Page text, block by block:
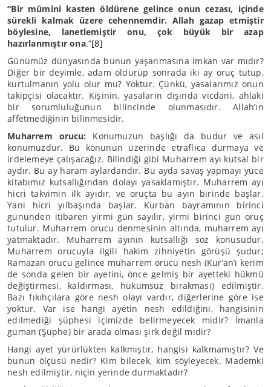
“Bir mümini kasten öldürene gelince onun cezası, içinde
sürekli kalmak üzere cehennemdir. Allah gazap etmiştir
böylesine, lanetlemiştir onu, çok büyük bir azap
hazırlanmıştır ona.”[8]
Günümüz dünyasında bunun yaşanmasına imkan var mıdır?
Diğer bir deyimle, adam öldürüp sonrada iki ay oruç tutup,
kurtulmanın yolu olur mu? Yoktur. Çünkü, yasalarımız onun
takipçisi olacaktır. Kişinin, yasaların dışında vicdani, ahlaki
bir sorumluluğunun bilincinde olunmasıdır. Allah’ın
affetmediğinin bilinmesidir.
Muharrem orucu: Konumuzun başlığı da budur ve asıl
konumuzdur. Bu konunun üzerinde etraflıca durmaya ve
irdelemeye çalışacağız. Bilindiği gibi Muharrem ayı kutsal bir
aydır. Bu ay haram aylardandır. Bu ayda savaş yapmayı yüce
kitabımız kutsallığından dolayı yasaklamıştır. Muharrem ayı
hicri takvimin ilk ayıdır, ve oruçta bu ayın birinde başlar.
Yani hicri yılbaşında başlar. Kurban bayramının birinci
gününden itibaren yirmi gün sayılır, yirmi birinci gün oruç
tutulur. Muharrem orucu denmesinin altında, muharrem ayı
yatmaktadır. Muharrem ayının kutsallığı söz konusudur.
Muharrem orucuyla ilgili hakim zihniyetin görüşü şudur;
Ramazan orucu gelince muharrem orucu nesh (Kur’an’ı kerim
de sonda gelen bir ayetini, önce gelmiş bir ayetteki hükmü
değiştirmesi, kaldırması, hükümsüz bırakması) edilmiştir.
Bazı fıkıhçılara göre nesh olayı vardır, diğerlerine göre ise
yoktur. Var ise hangi ayetin nesh edildiğini, hangisinin
edilmediği şüphesi içimizde belirmeyecek midir? İmanla
güman (Şüphe) bir arada olması şirk değil midir?
Hangi ayet yürürlükten kalkmıştır, hangisi kalkmamıştır? Ve
bunun ölçüsü nedir? Kim bilecek, kim söyleyecek. Mademki
nesh edilmiştir, niçin yerinde durmaktadır?